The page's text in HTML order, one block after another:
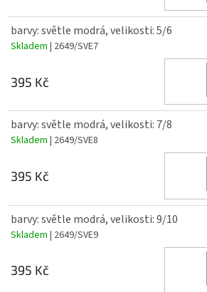
barvy: světle modrá, velikosti: 5/6
Skladem | 2649/SVE7
395 Kč
barvy: světle modrá, velikosti: 7/8
Skladem | 2649/SVE8
395 Kč
barvy: světle modrá, velikosti: 9/10
Skladem | 2649/SVE9
395 Kč